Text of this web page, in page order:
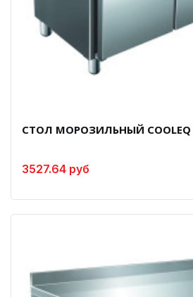
СТОЛ МОРОЗИЛЬНЫЙ COOLEQ
3527.64 руб